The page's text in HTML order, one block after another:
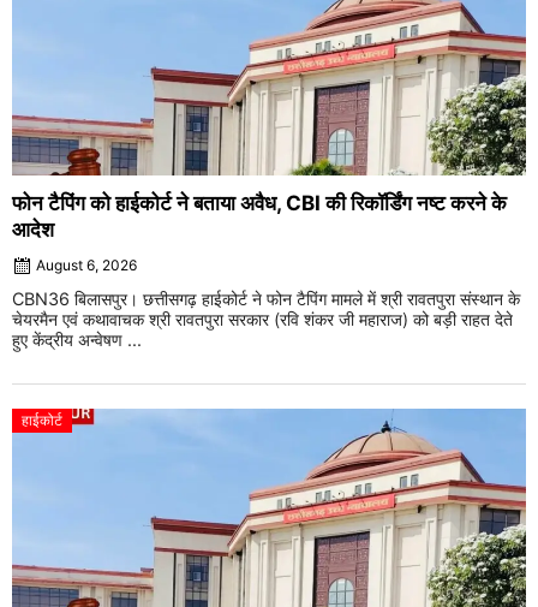
फोन टैपिंग को हाईकोर्ट ने बताया अवैध, CBI की रिकॉर्डिंग नष्ट करने के
आदेश
August 6, 2026
CBN36 बिलासपुर। छत्तीसगढ़ हाईकोर्ट ने फोन टैपिंग मामले में श्री रावतपुरा संस्थान के
चेयरमैन एवं कथावाचक श्री रावतपुरा सरकार (रवि शंकर जी महाराज) को बड़ी राहत देते
हुए केंद्रीय अन्वेषण ...
हाईकोर्ट